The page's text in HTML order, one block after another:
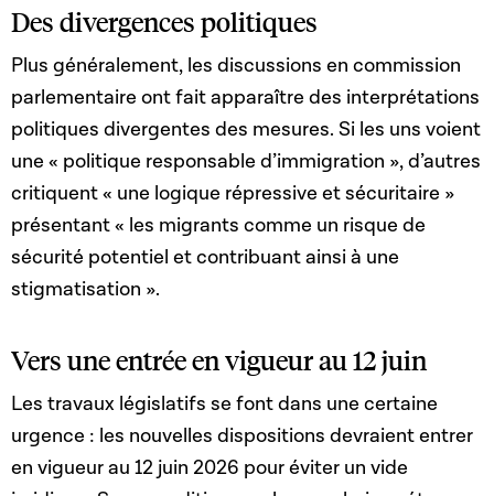
Des divergences politiques
Plus généralement, les discussions en commission
parlementaire ont fait apparaître des interprétations
politiques divergentes des mesures. Si les uns voient
une « politique responsable d’immigration », d’autres
critiquent « une logique répressive et sécuritaire »
présentant « les migrants comme un risque de
sécurité potentiel et contribuant ainsi à une
stigmatisation ».
Vers une entrée en vigueur au 12 juin
Les travaux législatifs se font dans une certaine
urgence : les nouvelles dispositions devraient entrer
en vigueur au 12 juin 2026 pour éviter un vide